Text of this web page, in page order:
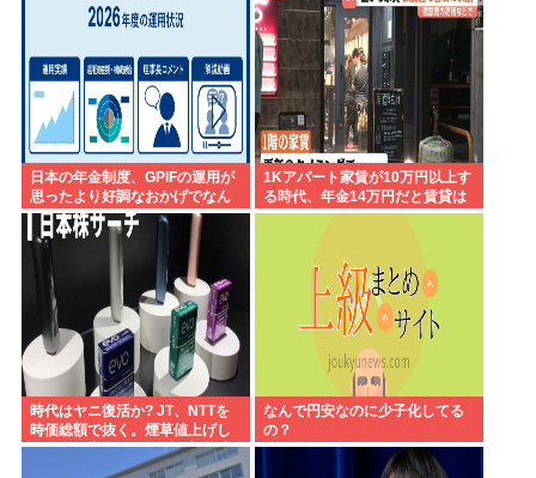
びる乗車時間
日本の年金制度、GPIFの運用が
思ったより好調なおかげでなん
とかなりそう
1Kアパート家賃が10万円以上す
る時代、年金14万円だと賃貸は
無理、運転免許もなく移住も困
時代はヤニ復活か? JT、NTTを
時価総額で抜く。煙草値上げし
てもヤニ中人口へらずに加熱式
煙草のシュアのびる
なんで円安なのに少子化してる
の？